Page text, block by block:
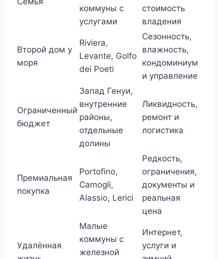
коммуны с
услугами
стоимость
владения
Второй дом у
моря
Riviera,
Levante, Golfo
dei Poeti
Сезонность,
влажность,
кондоминиум
и управление
Ограниченный
бюджет
Запад Генуи,
внутренние
районы,
отдельные
долины
Ликвидность,
ремонт и
логистика
Премиальная
покупка
Portofino,
Camogli,
Alassio, Lerici
Редкость,
ограничения,
документы и
реальная
цена
Удалённая
Малые
коммуны с
железной
Интернет,
услуги и